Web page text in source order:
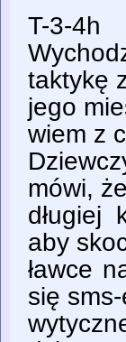
T-3-4h
taktykę
jego
wiem z
mówi,
długiej
aby
ławce
się